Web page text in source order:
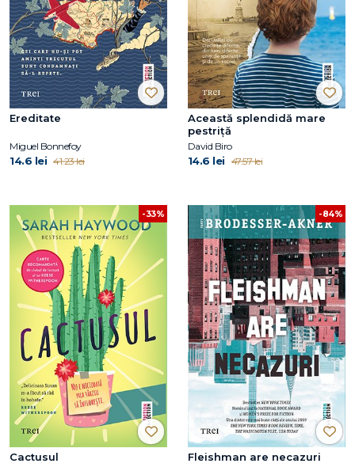
Ereditate
Miguel Bonnefoy
14.6 lei 41.23 lei
Această splendidă mare
pestriță
David Biro
14.6 lei 47.57 lei
-33%
Cactusul
-84%
Fleishman are necazuri